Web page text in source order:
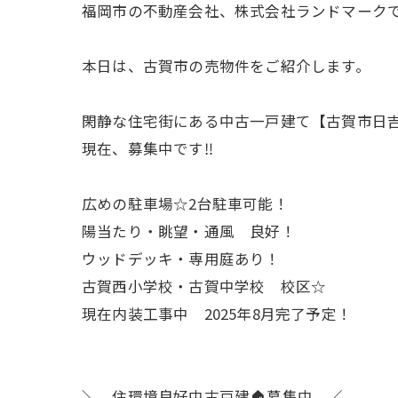
福岡市の不動産会社、株式会社ランドマーク
本日は、古賀市の売物件をご紹介します。
閑静な住宅街にある中古一戸建て【古賀市日
現在、募集中です‼
広めの駐車場☆2台駐車可能！
陽当たり・眺望・通風 良好！
ウッドデッキ・専用庭あり！
古賀西小学校・古賀中学校 校区☆
現在内装工事中 2025年8月完了予定！